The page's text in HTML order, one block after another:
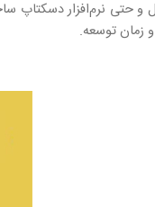
زمان توسعه.